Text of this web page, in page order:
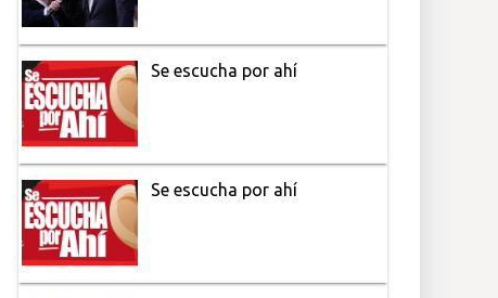
Se escucha por ahí
Se escucha por ahí